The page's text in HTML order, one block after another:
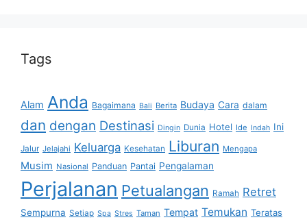
Tags
Alam Anda Bagaimana Bali Berita Budaya Cara dalam
dan dengan Destinasi Dingin Dunia Hotel Ide Indah Ini
Jalur Jelajahi Keluarga Kesehatan Liburan Mengapa
Musim Nasional Panduan Pantai Pengalaman
Perjalanan Petualangan Ramah Retret
Sempurna Setiap Spa Stres Taman Tempat Temukan Teratas